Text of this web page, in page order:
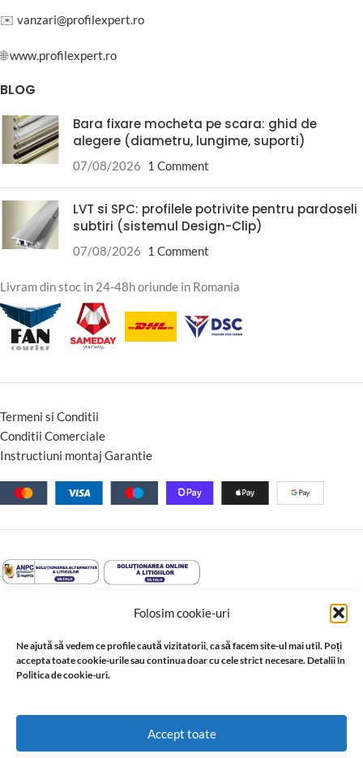
Folosim cookie-uri
Ne ajută să vedem ce profile caută vizitatorii, ca să facem site-ul mai util. Poți
accepta toate cookie-urile sau continua doar cu cele strict necesare. Detalii în
Politica de cookie-uri.
Accept toate
✉️ vanzari@profilexpert.ro
🌐www.profilexpert.ro
BLOG
Bara fixare mocheta pe scara: ghid de
alegere (diametru, lungime, suporti)
07/08/2026 1 Comment
LVT si SPC: profilele potrivite pentru pardoseli
subtiri (sistemul Design-Clip)
07/08/2026 1 Comment
Livram din stoc in 24-48h oriunde in Romania
Termeni si Conditii
Conditii Comerciale
Instructiuni montaj Garantie
© 2026 Profil Expert. Toate drepturile rezervate. Conținutul acestui
site, inclusiv textele, fotografiile, grafica, documentația și